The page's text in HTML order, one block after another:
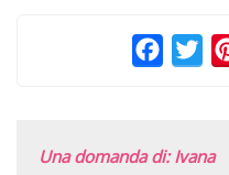
Una domanda di: Ivana